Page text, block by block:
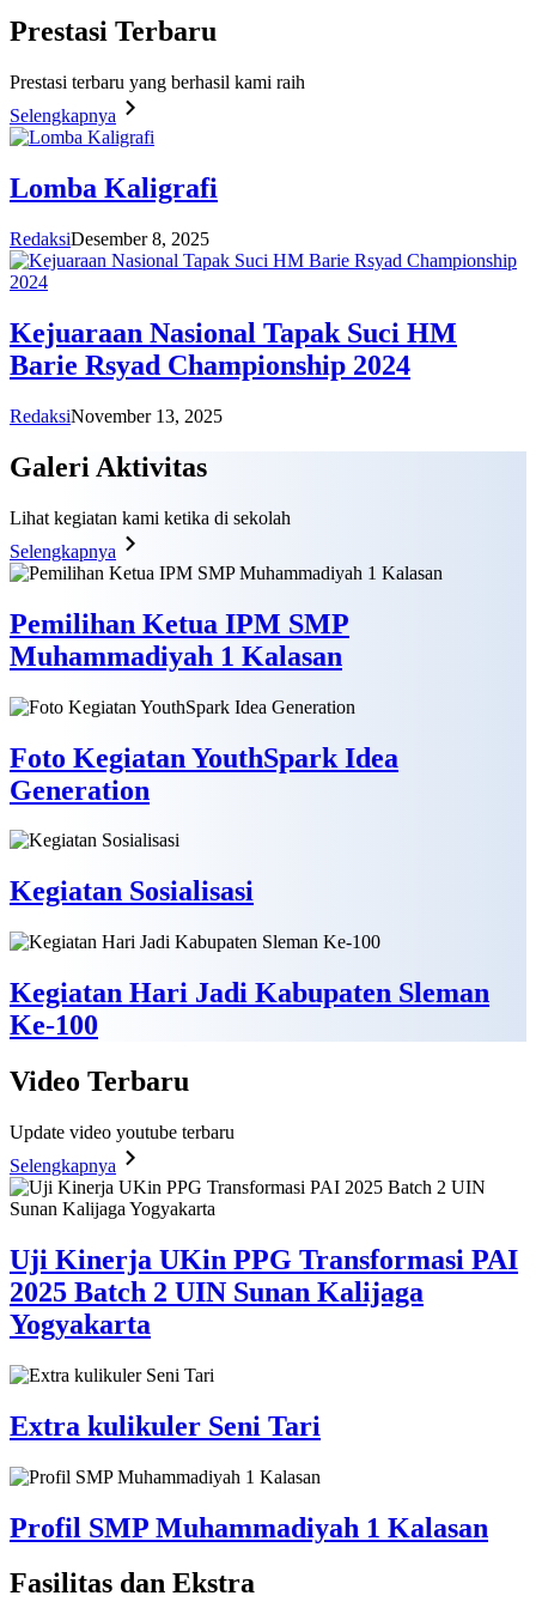
Prestasi Terbaru
Prestasi terbaru yang berhasil kami raih
Selengkapnya
Lomba Kaligrafi
RedaksiDesember 8, 2025
Kejuaraan Nasional Tapak Suci HM
Barie Rsyad Championship 2024
RedaksiNovember 13, 2025
Galeri Aktivitas
Lihat kegiatan kami ketika di sekolah
Selengkapnya
Pemilihan Ketua IPM SMP
Muhammadiyah 1 Kalasan
Foto Kegiatan YouthSpark Idea
Generation
Kegiatan Sosialisasi
Kegiatan Hari Jadi Kabupaten Sleman
Ke-100
Video Terbaru
Update video youtube terbaru
Selengkapnya
Uji Kinerja UKin PPG Transformasi PAI
2025 Batch 2 UIN Sunan Kalijaga
Yogyakarta
Extra kulikuler Seni Tari
Profil SMP Muhammadiyah 1 Kalasan
Fasilitas dan Ekstra